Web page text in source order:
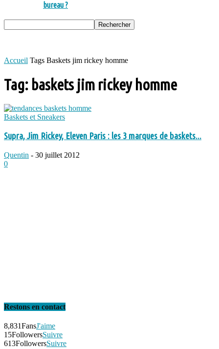
bureau ?
Accueil Tags Baskets jim rickey homme
Tag: baskets jim rickey homme
Baskets et Sneakers
Supra, Jim Rickey, Eleven Paris : les 3 marques de baskets...
Quentin - 30 juillet 2012
0
Restons en contact
8,831FansJ'aime
15FollowersSuivre
613FollowersSuivre